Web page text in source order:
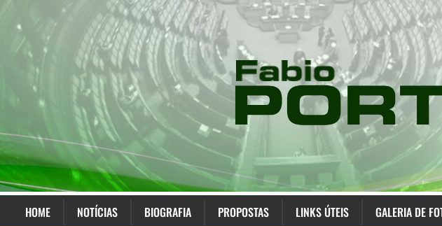
HOME NOTÍCIAS BIOGRAFIA PROPOSTAS LINKS ÚTEIS GALERIA DE